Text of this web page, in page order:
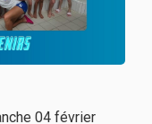
04 février